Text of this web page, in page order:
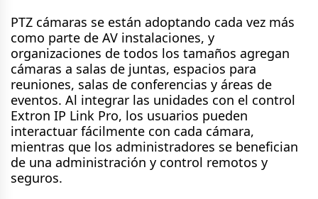
PTZ cámaras se están adoptando cada vez más
como parte de AV instalaciones, y
organizaciones de todos los tamaños agregan
cámaras a salas de juntas, espacios para
reuniones, salas de conferencias y áreas de
eventos. Al integrar las unidades con el control
Extron IP Link Pro, los usuarios pueden
interactuar fácilmente con cada cámara,
mientras que los administradores se benefician
de una administración y control remotos y
seguros.